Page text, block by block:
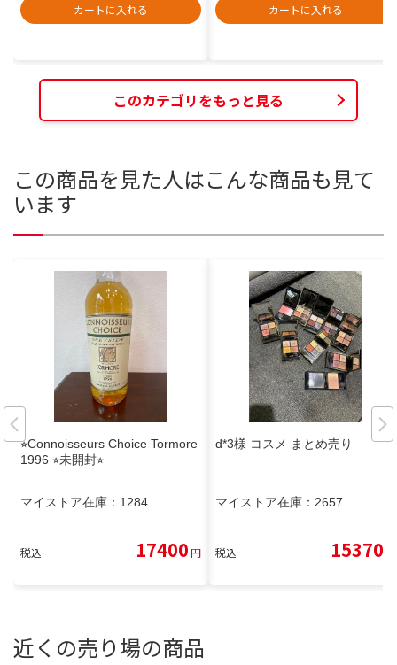
カートに入れる
カートに入れる
このカテゴリをもっと見る
この商品を見た人はこんな商品も見て
います
⭐︎Connoisseurs Choice Tormore
1996 ⭐︎未開封⭐︎
マイストア在庫： 1284
税込 17400円
d*3様 コスメ まとめ売り
マイストア在庫： 2657
税込 15370
近くの売り場の商品